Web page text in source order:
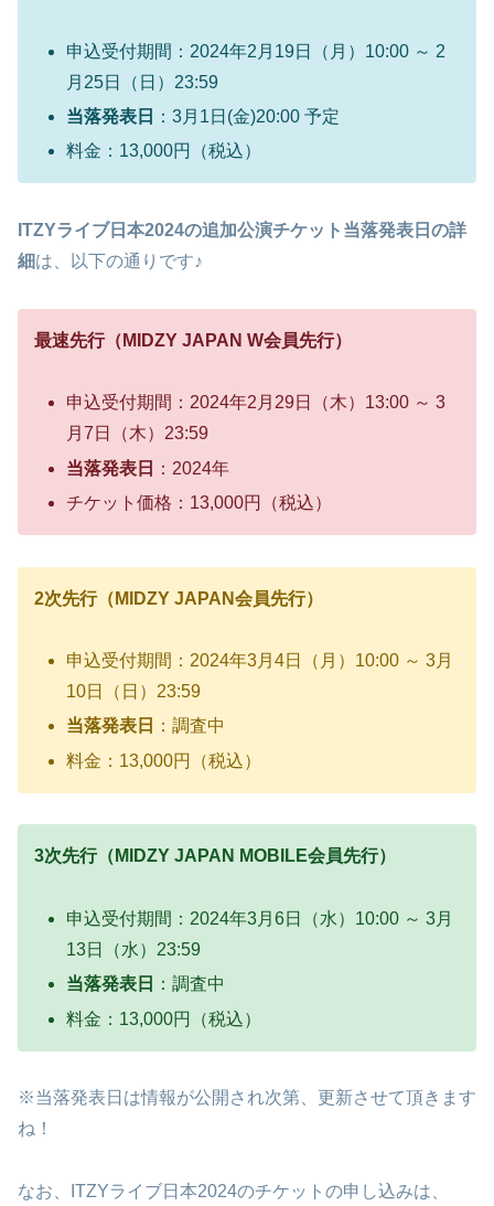
申込受付期間：2024年2月19日（月）10:00 ～ 2
月25日（日）23:59
当落発表日
：3月1日(金)20:00 予定
料金：13,000円（税込）
ITZYライブ日本2024の追加公演チケット当落発表日の詳
細は、以下の通りです♪
最速先行（MIDZY JAPAN W会員先行）
申込受付期間：2024年2月29日（木）13:00 ～ 3
月7日（木）23:59
当落発表日
：2024年
チケット価格：13,000円（税込）
2次先行（MIDZY JAPAN会員先行）
申込受付期間：2024年3月4日（月）10:00 ～ 3月
10日（日）23:59
当落発表日
：調査中
料金：13,000円（税込）
3次先行（MIDZY JAPAN MOBILE会員先行）
申込受付期間：2024年3月6日（水）10:00 ～ 3月
13日（水）23:59
当落発表日
：調査中
料金：13,000円（税込）
※当落発表日は情報が公開され次第、更新させて頂きます
ね！
なお、ITZYライブ日本2024のチケットの申し込みは、